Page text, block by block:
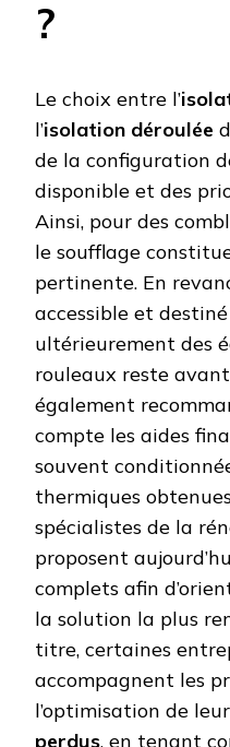
?
Le choix entre l’
l’isolation déroulée
de la configuration
disponible et des
Ainsi, pour des
le soufflage
pertinente. En
accessible et
ultérieurement des
rouleaux reste
également
compte les aides
souvent
thermiques
spécialistes de la
proposent
complets afin
la solution la plus
titre, certaines
accompagnent les
l’optimisation de leur
perdus, en tenant